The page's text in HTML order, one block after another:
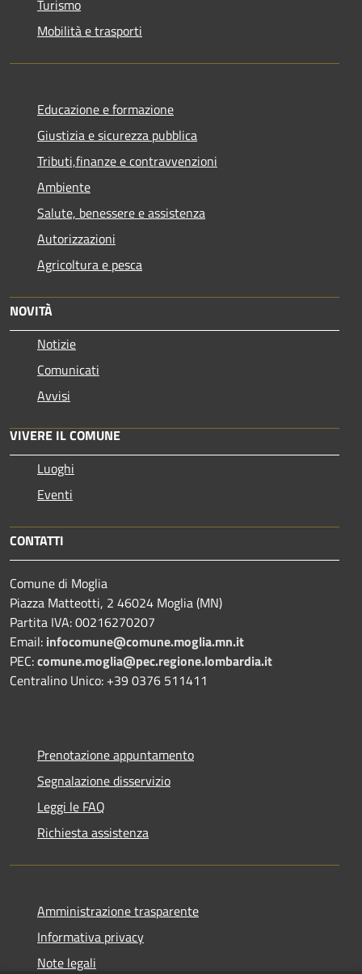
Turismo
Mobilità e trasporti
Educazione e formazione
Giustizia e sicurezza pubblica
Tributi,finanze e contravvenzioni
Ambiente
Salute, benessere e assistenza
Autorizzazioni
Agricoltura e pesca
NOVITÀ
Notizie
Comunicati
Avvisi
VIVERE IL COMUNE
Luoghi
Eventi
CONTATTI
Comune di Moglia
Piazza Matteotti, 2 46024 Moglia (MN)
Partita IVA: 00216270207
Email: infocomune@comune.moglia.mn.it
PEC:comune.moglia@pec.regione.lombardia.it
Centralino Unico: +39 0376 511411
Prenotazione appuntamento
Segnalazione disservizio
Leggi le FAQ
Richiesta assistenza
Amministrazione trasparente
Informativa privacy
Note legali